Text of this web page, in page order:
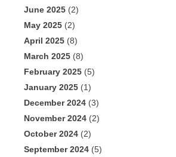
June 2025 (2)
May 2025 (2)
April 2025 (8)
March 2025 (8)
February 2025 (5)
January 2025 (1)
December 2024 (3)
November 2024 (2)
October 2024 (2)
September 2024 (5)